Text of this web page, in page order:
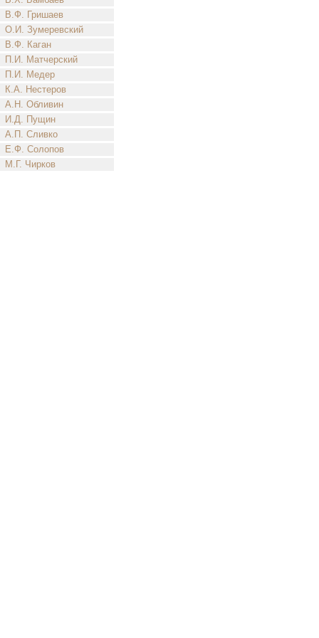
В.Ф. Гришаев
О.И. Зумеревский
В.Ф. Каган
П.И. Матчерский
П.И. Медер
К.А. Нестеров
А.Н. Обливин
И.Д. Пущин
А.П. Сливко
Е.Ф. Солопов
М.Г. Чирков